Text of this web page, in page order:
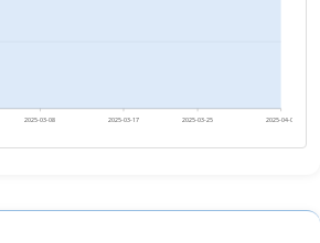
2025-03-08 2025-03-17 2025-03-25 2025-04-03